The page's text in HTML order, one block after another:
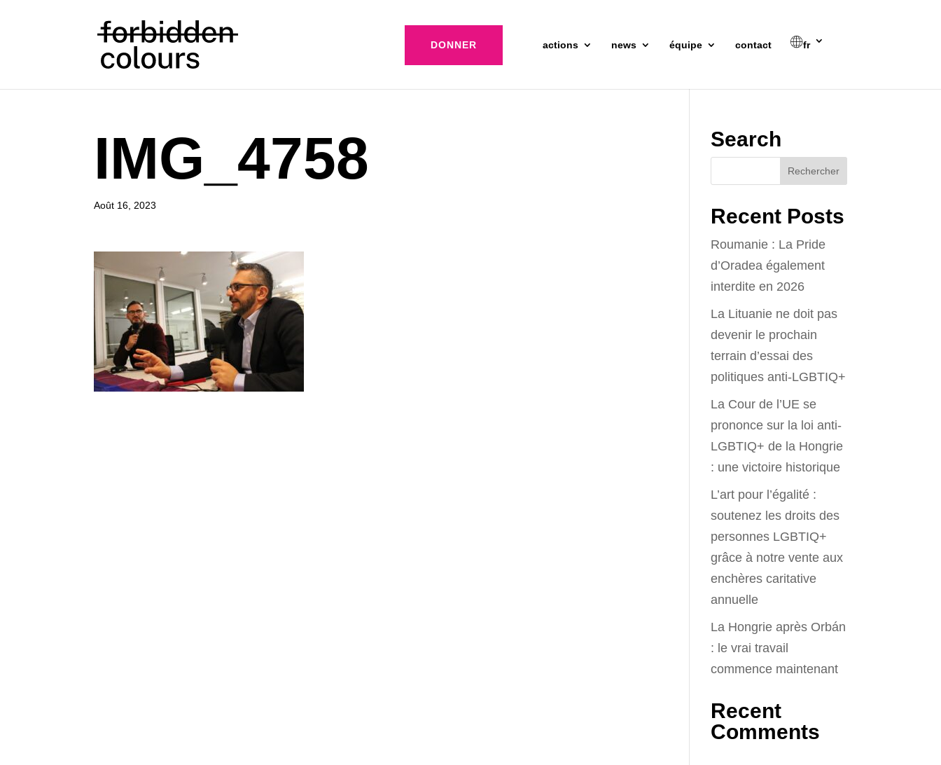
DONNER actions news équipe contact fr
IMG_4758
Août 16, 2023
Search
Recent Posts
Roumanie : La Pride
d’Oradea également
interdite en 2026
La Lituanie ne doit pas
devenir le prochain
terrain d’essai des
politiques anti-LGBTIQ+
La Cour de l’UE se
prononce sur la loi anti-
LGBTIQ+ de la Hongrie
: une victoire historique
L’art pour l’égalité :
soutenez les droits des
personnes LGBTIQ+
grâce à notre vente aux
enchères caritative
annuelle
La Hongrie après Orbán
: le vrai travail
commence maintenant
Recent
Comments